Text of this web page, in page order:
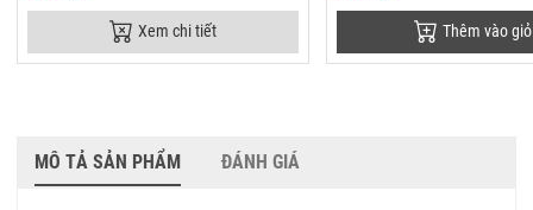
Xem chi tiết Thêm vào giỏ
MÔ TẢ SẢN PHẨM ĐÁNH GIÁ